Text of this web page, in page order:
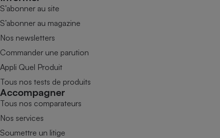
S’abonner au site
S’abonner au magazine
Nos newsletters
Commander une parution
Appli Quel Produit
Tous nos tests de produits
Accompagner
Tous nos comparateurs
Nos services
Soumettre un litige